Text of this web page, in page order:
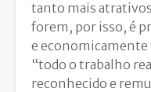
tanto mais
forem, por isso, é
e economicamente
“todo o trabalho
reconhecido e